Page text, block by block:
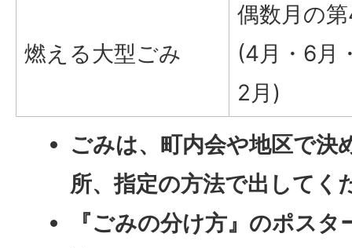
燃える大型ごみ
偶数月の
(4月・6月
2月)
ごみは、町内会や地区で決
所、指定の方法で出してく
『ごみの分け方』のポス